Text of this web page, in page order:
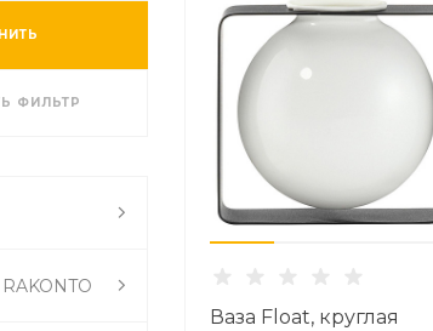
ФИЛЬТР
Ваза Float, круглая